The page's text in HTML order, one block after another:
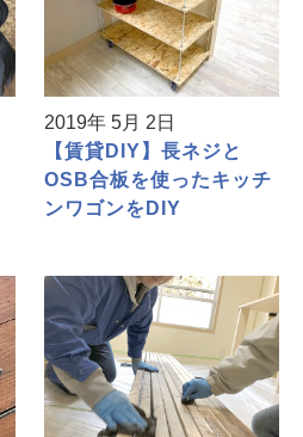
2019年 5月 2日
【賃貸DIY】長ネジと
OSB合板を使ったキッチ
ンワゴンをDIY